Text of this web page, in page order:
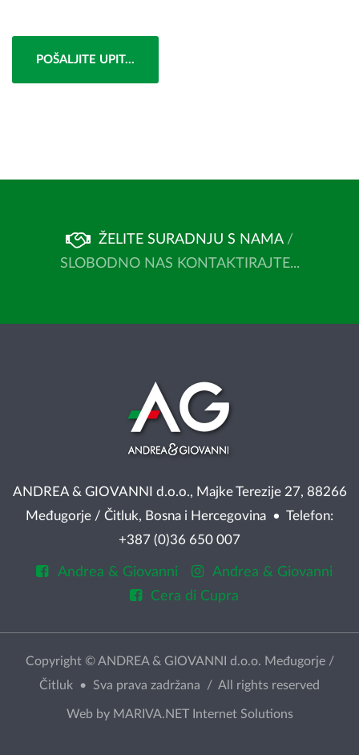
POŠALJITE UPIT...
ŽELITE SURADNJU S NAMA /
SLOBODNO NAS KONTAKTIRAJTE...
ANDREA & GIOVANNI d.o.o., Majke Terezije 27, 88266
Međugorje / Čitluk, Bosna i Hercegovina • Telefon:
+387 (0)36 650 007
Andrea & Giovanni
Andrea & Giovanni
Cera di Cupra
Copyright © ANDREA & GIOVANNI d.o.o. Međugorje /
Čitluk • Sva prava zadržana / All rights reserved
Web by MARIVA.NET Internet Solutions